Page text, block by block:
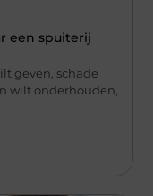
een spuiterij
geven, schade
wilt onderhouden,